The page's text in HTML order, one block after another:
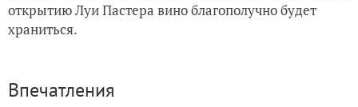
открытию Луи Пастера вино благополучно будет
храниться.
Впечатления